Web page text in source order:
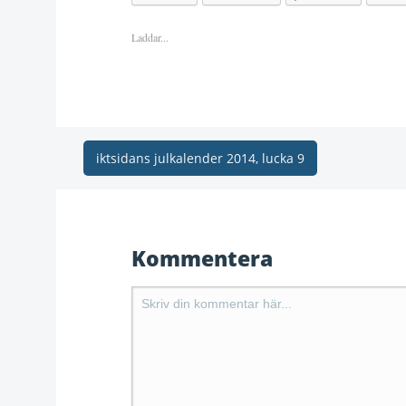
Laddar...
iktsidans julkalender 2014, lucka 9
Kommentera